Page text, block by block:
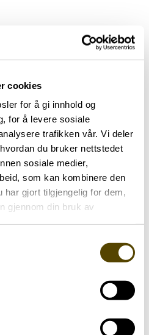
cookies
for å gi innhold og
for å levere sosiale
trafikken vår. Vi deler
du bruker nettstedet
sosiale medier,
som kan kombinere den
har gjort tilgjengelig for dem,
gjennom din bruk av